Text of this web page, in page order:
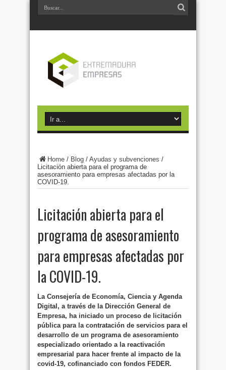
Home / Blog / Ayudas y subvenciones /
Licitación abierta para el programa de
asesoramiento para empresas afectadas por la
COVID-19.
Licitación abierta para el
programa de asesoramiento
para empresas afectadas por
la COVID-19.
La Consejería de Economía, Ciencia y Agenda
Digital, a través de la Dirección General de
Empresa, ha iniciado un proceso de licitación
pública para la contratación de servicios para el
desarrollo de un programa de asesoramiento
especializado orientado a la reactivación
empresarial para hacer frente al impacto de la
covid-19, cofinanciado con fondos FEDER.